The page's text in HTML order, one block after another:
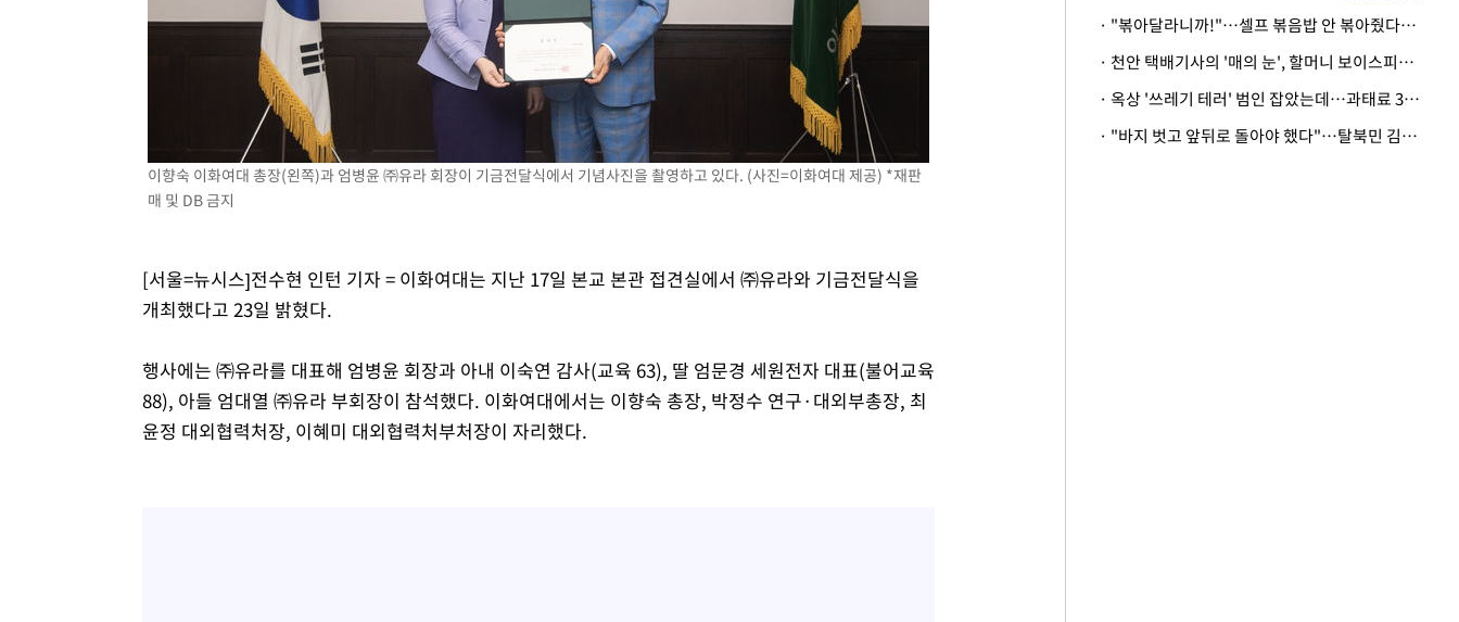
[속보]코스피, 6200선 약보합…0.60% 내린 6258.77에 마쳐
[속보]원·달러 환율, 7.7원 내린 1416.1원 마감
[속보] 노원서 40.1도 관측…서울, 2018년 이후 첫 40도
[속보]종합특검, '계엄 수용공간 확보' 신용해 前교정본부장 기소
외신들도 주목한 韓축구 파문…"국민적 공분에 수사 재개"
11시간 압수수색에 성접대 파문까지…'쑥대밭' 된 축구협회
[속보]규제합리화위원회 부위원장에 김태유 서울대 공대 교수…이병
[속보]'채상병 순직 책임' 임성근, 항소심도 징역 3년
이향숙 이화여대 총장(왼쪽)과 엄병윤 ㈜유라 회장이 기금전달식에서 기념사진을 촬영하고 있다. (사진=이화여대 제공) *재판
매 및 DB 금지
[서울=뉴시스]전수현 인턴 기자 = 이화여대는 지난 17일 본교 본관 접견실에서 ㈜유라와 기금전달식을
개최했다고 23일 밝혔다.
행사에는 ㈜유라를 대표해 엄병윤 회장과 아내 이숙연 감사(교육 63), 딸 엄문경 세원전자 대표(불어교육
88), 아들 엄대열 ㈜유라 부회장이 참석했다. 이화여대에서는 이향숙 총장, 박정수 연구·대외부총장, 최
윤정 대외협력처장, 이혜미 대외협력처부처장이 자리했다.
· "볶아달라니까!"…셀프 볶음밥 안 볶아줬다고 사장 폭행한 손님
· 천안 택배기사의 '매의 눈', 할머니 보이스피싱 피해 막아
· 옥상 '쓰레기 테러' 범인 잡았는데…과태료 3만원 처분에 숙박업주 허탈
· "바지 벗고 앞뒤로 돌아야 했다"…탈북민 김서아, 기쁨조 검사 수치심 회상